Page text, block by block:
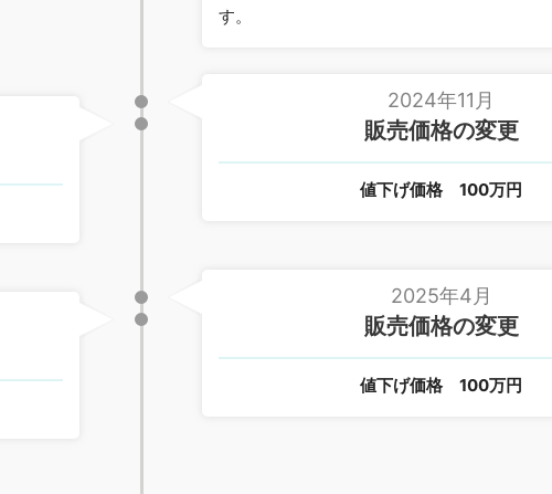
す。
2024年11月
販売価格の変更
値下げ価格 100万円
2025年4月
販売価格の変更
値下げ価格 100万円